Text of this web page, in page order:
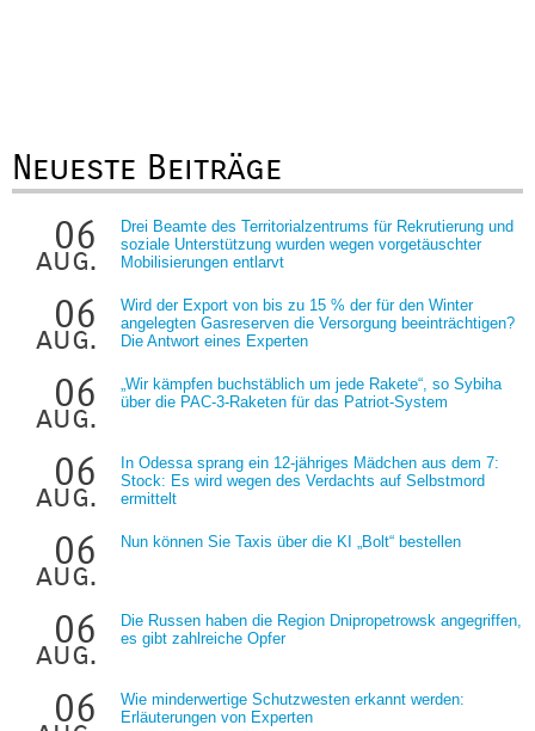
Neueste Beiträge
06
aug.
Drei Beamte des Territorialzentrums für Rekrutierung und
soziale Unterstützung wurden wegen vorgetäuschter
Mobilisierungen entlarvt
06
aug.
Wird der Export von bis zu 15 % der für den Winter
angelegten Gasreserven die Versorgung beeinträchtigen?
Die Antwort eines Experten
06
aug.
„Wir kämpfen buchstäblich um jede Rakete“, so Sybiha
über die PAC-3-Raketen für das Patriot-System
06
aug.
In Odessa sprang ein 12-jähriges Mädchen aus dem 7:
Stock: Es wird wegen des Verdachts auf Selbstmord
ermittelt
06
aug.
Nun können Sie Taxis über die KI „Bolt“ bestellen
06
aug.
Die Russen haben die Region Dnipropetrowsk angegriffen,
es gibt zahlreiche Opfer
06
Wie minderwertige Schutzwesten erkannt werden:
Erläuterungen von Experten